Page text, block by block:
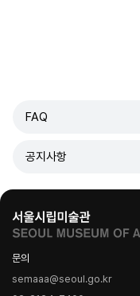
FAQ
공지사항
문의
semaaa@seoul.go.kr